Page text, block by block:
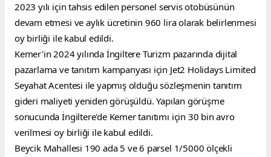
2023 yılı için tahsis edilen personel servis otobüsünün
devam etmesi ve aylık ücretinin 960 lira olarak belirlenmesi
oy birliği ile kabul edildi.
Kemer'in 2024 yılında İngiltere Turizm pazarında dijital
pazarlama ve tanıtım kampanyası için Jet2 Holidays Limited
Seyahat Acentesi ile yapmış olduğu sözleşmenin tanıtım
gideri maliyeti yeniden görüşüldü. Yapılan görüşme
sonucunda İngiltere'de Kemer tanıtımı için 30 bin avro
verilmesi oy birliği ile kabul edildi.
Beycik Mahallesi 190 ada 5 ve 6 parsel 1/5000 ölçekli